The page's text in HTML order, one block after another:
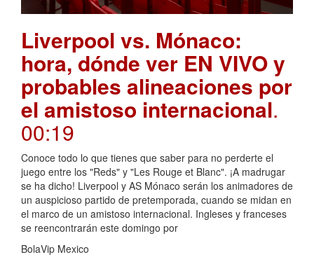
Liverpool vs. Mónaco:
hora, dónde ver EN VIVO y
probables alineaciones por
el amistoso internacional.
00:19
Conoce todo lo que tienes que saber para no perderte el
juego entre los "Reds" y "Les Rouge et Blanc". ¡A madrugar
se ha dicho! Liverpool y AS Mónaco serán los animadores de
un auspicioso partido de pretemporada, cuando se midan en
el marco de un amistoso internacional. Ingleses y franceses
se reencontrarán este domingo por
BolaVip Mexico